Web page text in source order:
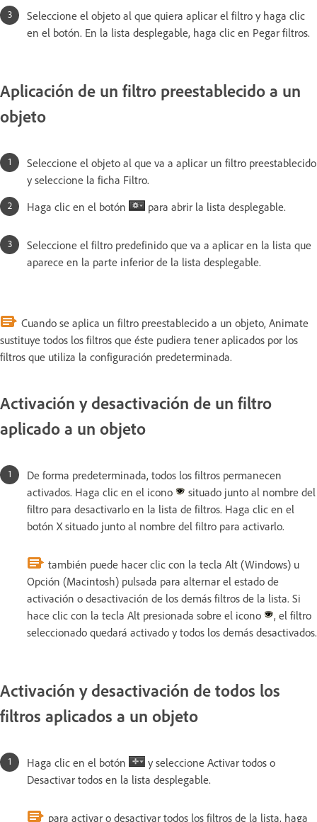
Seleccione el objeto al que quiera aplicar el filtro y haga clic
en el botón. En la lista desplegable, haga clic en Pegar filtros.
Aplicación de un filtro preestablecido a un
objeto
Seleccione el objeto al que va a aplicar un filtro preestablecido
y seleccione la ficha Filtro.
Haga clic en el botón
para abrir la lista desplegable.
Seleccione el filtro predefinido que va a aplicar en la lista que
aparece en la parte inferior de la lista desplegable.
Cuando se aplica un filtro preestablecido a un objeto, Animate
sustituye todos los filtros que éste pudiera tener aplicados por los
filtros que utiliza la configuración predeterminada.
Activación y desactivación de un filtro
aplicado a un objeto
De forma predeterminada, todos los filtros permanecen
activados. Haga clic en el icono
situado junto al nombre del
filtro para desactivarlo en la lista de filtros. Haga clic en el
botón X situado junto al nombre del filtro para activarlo.
también puede hacer clic con la tecla Alt (Windows) u
Opción (Macintosh) pulsada para alternar el estado de
activación o desactivación de los demás filtros de la lista. Si
hace clic con la tecla Alt presionada sobre el icono
, el filtro
seleccionado quedará activado y todos los demás desactivados.
Activación y desactivación de todos los
filtros aplicados a un objeto
Haga clic en el botón
y seleccione Activar todos o
Desactivar todos en la lista desplegable.
para activar o desactivar todos los filtros de la lista, haga